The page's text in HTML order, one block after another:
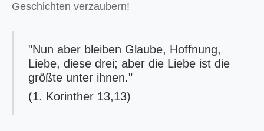
Geschichten verzaubern!
"Nun aber bleiben Glaube, Hoffnung,
Liebe, diese drei; aber die Liebe ist die
größte unter ihnen."
(1. Korinther 13,13)